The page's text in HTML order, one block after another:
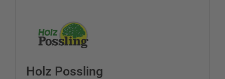
Holz Possling